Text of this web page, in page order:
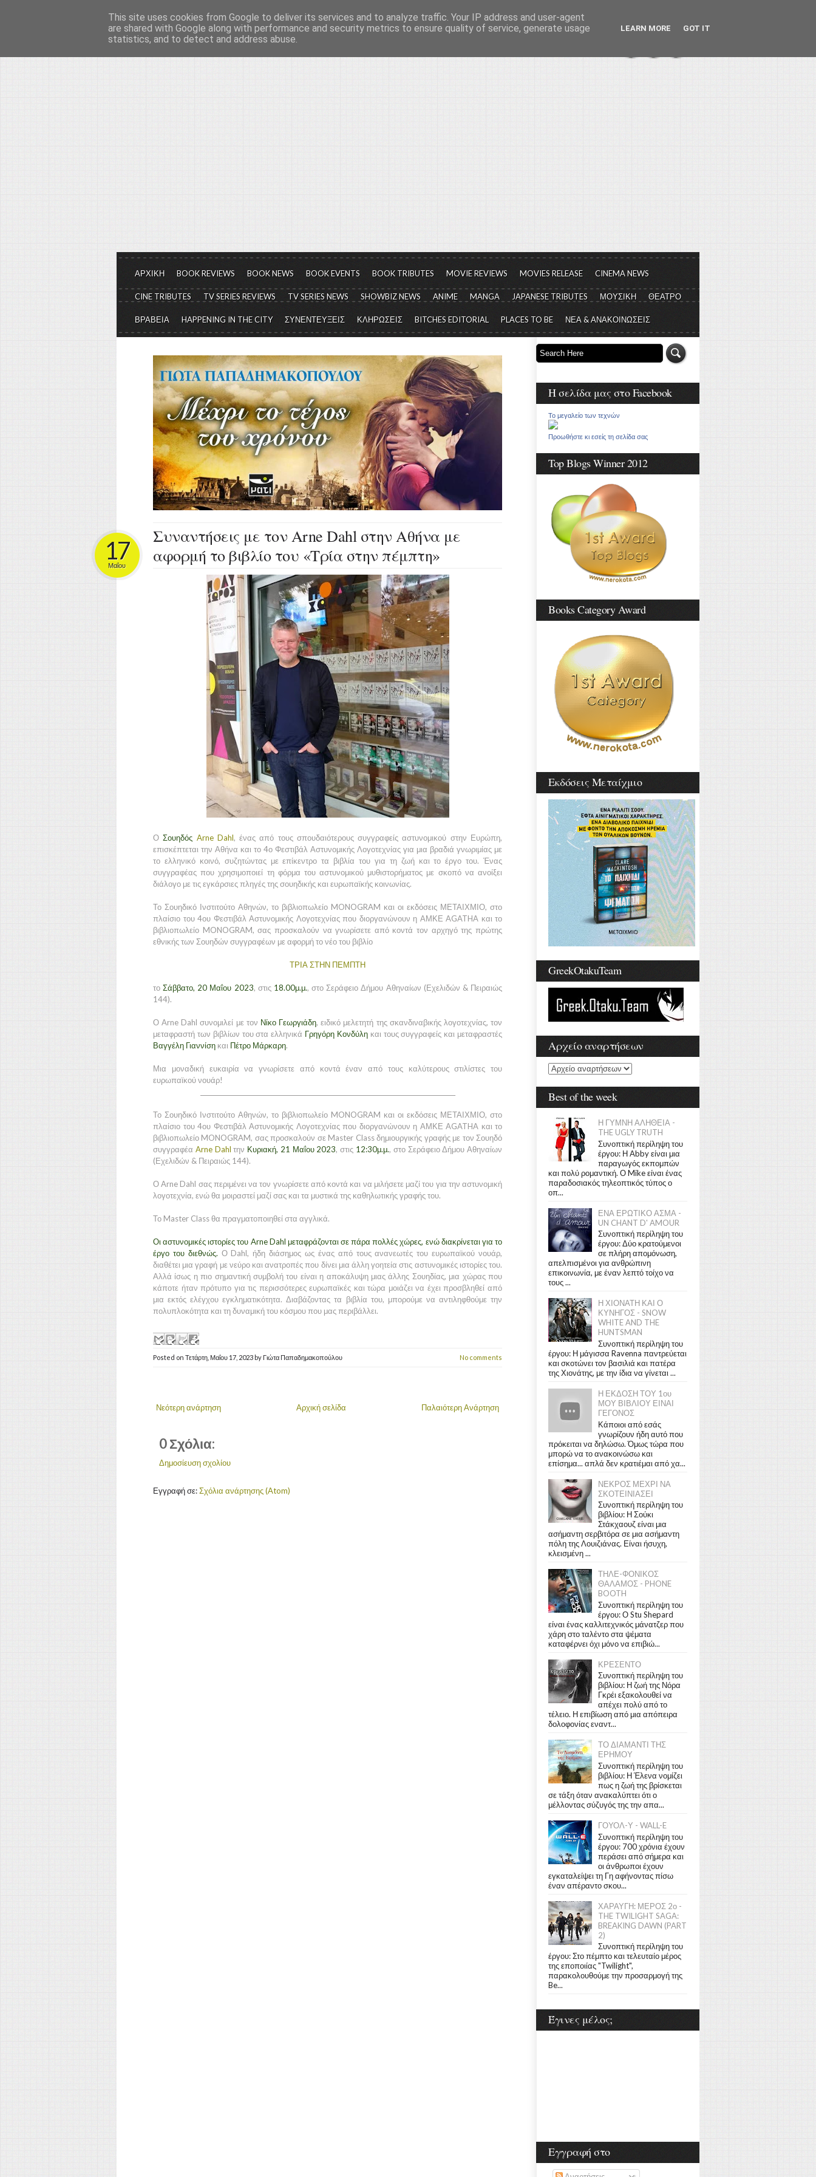
Το μεγαλείο των Τεχνών...
Είμαστε πάντα εδώ για να μιλάμε για τον πολιτισμό, σε κάθε του μορφή και έκταση...
ΑΡΧΙΚΗ BOOK REVIEWS BOOK NEWS BOOK EVENTS BOOK TRIBUTES MOVIE REVIEWS MOVIES RELEASE CINEMA NEWS
CINE TRIBUTES TV SERIES REVIEWS TV SERIES NEWS SHOWBIZ NEWS ANIME MANGA JAPANESE TRIBUTES ΜΟΥΣΙΚΗ ΘΕΑΤΡΟ
ΒΡΑΒΕΙΑ HAPPENING IN THE CITY ΣΥΝΕΝΤΕΥΞΕΙΣ ΚΛΗΡΩΣΕΙΣ BITCHES EDITORIAL PLACES TO BE ΝΕΑ & ΑΝΑΚΟΙΝΩΣΕΙΣ
Συναντήσεις με τον Arne Dahl στην Αθήνα με
αφορμή το βιβλίο του «Τρία στην πέμπτη»
17
Μαΐου
ΟΣουηδός Arne Dahl, ένας από τους σπουδαιότερους συγγραφείς αστυνομικού στην Ευρώπη,
επισκέπτεται την Αθήνα και το 4ο Φεστιβάλ Αστυνομικής Λογοτεχνίας για μια βραδιά γνωριμίας με
το ελληνικό κοινό, συζητώντας με επίκεντρο τα βιβλία του για τη ζωή και το έργο του. Ένας
συγγραφέας που χρησιμοποιεί τη φόρμα του αστυνομικού μυθιστορήματος με σκοπό να ανοίξει
διάλογο με τις εγκάρσιες πληγές της σουηδικής και ευρωπαϊκής κοινωνίας.
Το Σουηδικό Ινστιτούτο Αθηνών, το βιβλιοπωλείο MONOGRAM και οι εκδόσεις ΜΕΤΑΙΧΜΙΟ, στο
πλαίσιο του 4ου Φεστιβάλ Αστυνομικής Λογοτεχνίας που διοργανώνουν η ΑΜΚΕ AGATHA και το
βιβλιοπωλείο MONOGRAM, σας προσκαλούν να γνωρίσετε από κοντά τον αρχηγό της πρώτης
εθνικής των Σουηδών συγγραφέων με αφορμή το νέο του βιβλίο
ΤΡΙΑ ΣΤΗΝ ΠΕΜΠΤΗ
τοΣάββατο, 20 Μαΐου 2023, στις 18.00μ.μ., στο Σεράφειο Δήμου Αθηναίων (Εχελιδών & Πειραιώς
144).
Ο Arne Dahl συνομιλεί με τον Νίκο Γεωργιάδη, ειδικό μελετητή της σκανδιναβικής λογοτεχνίας, τον
μεταφραστή των βιβλίων του στα ελληνικά Γρηγόρη Κονδύληκαι τους συγγραφείς και μεταφραστές
Βαγγέλη Γιαννίση και Πέτρο Μάρκαρη.
Μια μοναδική ευκαιρία να γνωρίσετε από κοντά έναν από τους καλύτερους στιλίστες του
ευρωπαϊκού νουάρ!
Το Σουηδικό Ινστιτούτο Αθηνών, το βιβλιοπωλείο MONOGRAM και οι εκδόσεις ΜΕΤΑΙΧΜΙΟ, στο
πλαίσιο του 4ου Φεστιβάλ Αστυνομικής Λογοτεχνίας που διοργανώνουν η ΑΜΚΕ AGATHA και το
βιβλιοπωλείο MONOGRAM, σας προσκαλούν σε Master Class δημιουργικής γραφής με τον Σουηδό
συγγραφέα Arne Dahl την Κυριακή, 21 Μαΐου 2023, στις 12:30μ.μ., στο Σεράφειο Δήμου Αθηναίων
(Εχελιδών & Πειραιώς 144).
Ο Arne Dahl σας περιμένει να τον γνωρίσετε από κοντά και να μιλήσετε μαζί του για την αστυνομική
λογοτεχνία, ενώ θα μοιραστεί μαζί σας και τα μυστικά της καθηλωτικής γραφής του.
Το Master Class θα πραγματοποιηθεί στα αγγλικά.
Οι αστυνομικές ιστορίες του Arne Dahl μεταφράζονται σε πάρα πολλές χώρες, ενώ διακρίνεται για το
έργο του διεθνώς. Ο Dahl, ήδη διάσημος ως ένας από τους ανανεωτές του ευρωπαϊκού νουάρ,
διαθέτει μια γραφή με νεύρο και ανατροπές που δίνει μια άλλη γοητεία στις αστυνομικές ιστορίες του.
Αλλά ίσως η πιο σημαντική συμβολή του είναι η αποκάλυψη μιας άλλης Σουηδίας, μια χώρας που
κάποτε ήταν πρότυπο για τις περισσότερες ευρωπαϊκές και τώρα μοιάζει να έχει προσβληθεί από
μια εκτός ελέγχου εγκληματικότητα. Διαβάζοντας τα βιβλία του, μπορούμε να αντιληφθούμε την
πολυπλοκότητα και τη δυναμική του κόσμου που μας περιβάλλει.
Posted on Τετάρτη, Μαΐου 17, 2023 by Γιώτα Παπαδημακοπούλου No comments
Νεότερη ανάρτηση Παλαιότερη Ανάρτηση
Αρχική σελίδα
0 Σχόλια:
Δημοσίευση σχολίου
Εγγραφή σε:Σχόλια ανάρτησης (Atom)
Η σελίδα μας στο Facebook
Το μεγαλείο των τεχνών
Προωθήστε κι εσείς τη σελίδα σας
Top Blogs Winner 2012
Books Category Award
Εκδόσεις Μεταίχμιο
GreekOtakuTeam
Αρχείο αναρτήσεων
Best of the week
Η ΓΥΜΝΗ ΑΛΗΘΕΙΑ -
THE UGLY TRUTH
Συνοπτική περίληψη του
έργου: Η Abby είναι μια
παραγωγός εκπομπών
και πολύ ρομαντική. Ο Mike είναι ένας
παραδοσιακός τηλεοπτικός τύπος ο
οπ...
ΕΝΑ ΕΡΩΤΙΚΟ ΑΣΜΑ -
UN CHANT D' AMOUR
Συνοπτική περίληψη του
έργου: Δύο κρατούμενοι
σε πλήρη απομόνωση,
απελπισμένοι για ανθρώπινη
επικοινωνία, με έναν λεπτό τοίχο να
τους ...
Η ΧΙΟΝΑΤΗ ΚΑΙ Ο
ΚΥΝΗΓΟΣ - SNOW
WHITE AND THE
HUNTSMAN
Συνοπτική περίληψη του
έργου: Η μάγισσα Ravenna παντρεύεται
και σκοτώνει τον βασιλιά και πατέρα
της Χιονάτης, με την ίδια να γίνεται ...
Η ΕΚΔΟΣΗ ΤΟΥ 1ου
ΜΟΥ ΒΙΒΛΙΟΥ ΕΙΝΑΙ
ΓΕΓΟΝΟΣ
Κάποιοι από εσάς
γνωρίζουν ήδη αυτό που
πρόκειται να δηλώσω. Όμως τώρα που
μπορώ να το ανακοινώσω και
επίσημα... απλά δεν κρατιέμαι από χα...
ΝΕΚΡΟΣ ΜΕΧΡΙ ΝΑ
ΣΚΟΤΕΙΝΙΑΣΕΙ
Συνοπτική περίληψη του
βιβλίου: Η Σούκι
Στάκχαουζ είναι μια
ασήμαντη σερβιτόρα σε μια ασήμαντη
πόλη της Λουιζιάνας. Είναι ήσυχη,
κλεισμένη ...
ΤΗΛΕ-ΦΟΝΙΚΟΣ
ΘΑΛΑΜΟΣ - PHONE
BOOTH
Συνοπτική περίληψη του
έργου: Ο Stu Shepard
είναι ένας καλλιτεχνικός μάνατζερ που
χάρη στο ταλέντο στα ψέματα
καταφέρνει όχι μόνο να επιβιώ...
ΚΡΕΣΕΝΤΟ
Συνοπτική περίληψη του
βιβλίου: Η ζωή της Νόρα
Γκρέι εξακολουθεί να
απέχει πολύ από το
τέλειο. Η επιβίωση από μια απόπειρα
δολοφονίας εναντ...
ΤΟ ΔΙΑΜΑΝΤΙ ΤΗΣ
ΕΡΗΜΟΥ
Συνοπτική περίληψη του
βιβλίου: Η Έλενα νομίζει
πως η ζωή της βρίσκεται
σε τάξη όταν ανακαλύπτει ότι ο
μέλλοντας σύζυγός της την απα...
ΓΟΥΟΛ-Υ - WALL-E
Συνοπτική περίληψη του
έργου: 700 χρόνια έχουν
περάσει από σήμερα και
οι άνθρωποι έχουν
εγκαταλείψει τη Γη αφήνοντας πίσω
έναν απέραντο σκου...
ΧΑΡΑΥΓΗ: ΜΕΡΟΣ 2ο -
THE TWILIGHT SAGA:
BREAKING DAWN (PART
2)
Συνοπτική περίληψη του
έργου: Στο πέμπτο και τελευταίο μέρος
της εποποιίας "Twilight",
παρακολουθούμε την προσαρμογή της
Be...
Έγινες μέλος;
Εγγραφή στο
This site uses cookies from Google to deliver its services and to analyze traffic. Your IP address and user-agent
are shared with Google along with performance and security metrics to ensure quality of service, generate usage
statistics, and to detect and address abuse.
LEARN MORE GOT IT